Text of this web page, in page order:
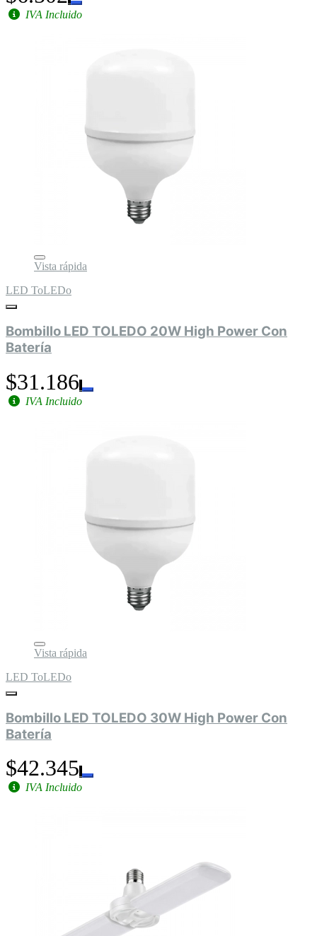
IVA Incluido
Vista rápida
LED ToLEDo
Bombillo LED TOLEDO 20W High Power Con
Batería
$31.186
IVA Incluido
Vista rápida
LED ToLEDo
Bombillo LED TOLEDO 30W High Power Con
Batería
$42.345
IVA Incluido